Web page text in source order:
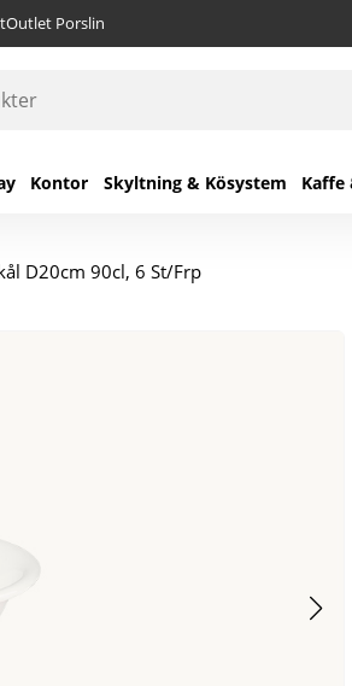
Outlet Porslin
Kontor Skyltning & Kösystem Kaffe
D20cm 90cl, 6 St/Frp